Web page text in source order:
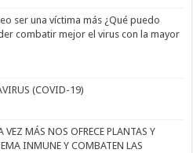
ser una víctima más ¿Qué puedo
combatir mejor el virus con la mayor
(COVID-19)
MÁS NOS OFRECE PLANTAS Y
INMUNE Y COMBATEN LAS